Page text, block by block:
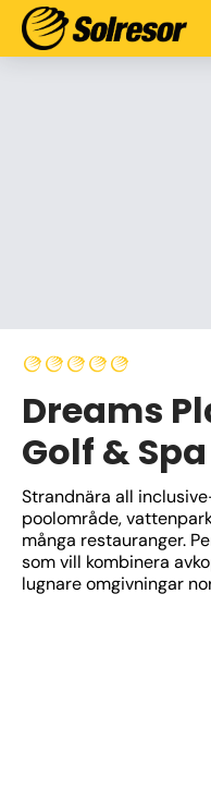
Dreams
Golf &
Strandnära all
poolområde,
många restauranger.
som vill kombinera
lugnare omgivningar